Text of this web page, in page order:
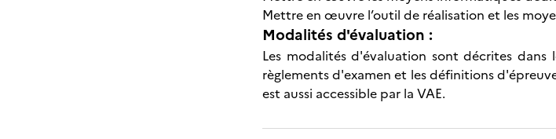
Mettre en œuvre l’outil de réalisation et les
Modalités d'évaluation :
Les modalités d'évaluation sont décrites
règlements d'examen et les définitions
est aussi accessible par la VAE.